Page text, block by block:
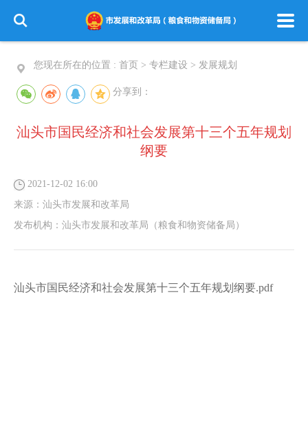
您现在所在的位置 : 首页 > 专栏建设 > 发展规划
分享到：
汕头市国民经济和社会发展第十三个五年规划
纲要
2021-12-02 16:00
来源： 汕头市发展和改革局
发布机构： 汕头市发展和改革局（粮食和物资储备局）
汕头市国民经济和社会发展第十三个五年规划纲要.pdf